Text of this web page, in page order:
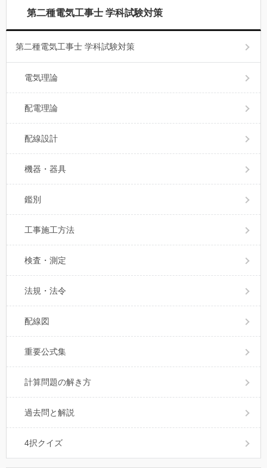
第二種電気工事士 学科試験対策
第二種電気工事士 学科試験対策
電気理論
配電理論
配線設計
機器・器具
鑑別
工事施工方法
検査・測定
法規・法令
配線図
重要公式集
計算問題の解き方
過去問と解説
4択クイズ